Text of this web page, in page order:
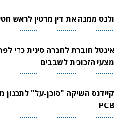
ולנס ממנה את דין מרטין לראש
אינטל חוברת לחברה סינית כדי
מצעי הזכוכית לשבבים
קיידנס השיקה "סוכן-על" לתכנון
PCB